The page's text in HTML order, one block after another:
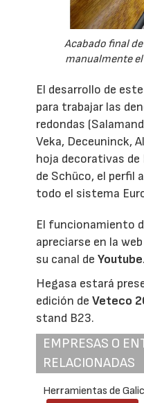
Acabado final
manualmente
El desarrollo de
para trabajar las
redondas
Veka, Deceuninck,
hoja decorativas de
de Schüco, el perfil
todo el sistema
El funcionamiento
apreciarse en la
su canal deYoutube.
Hegasa estará
edición de Veteco
stand B23.
EMPRESAS O
RELACIONADAS
Herramientas de